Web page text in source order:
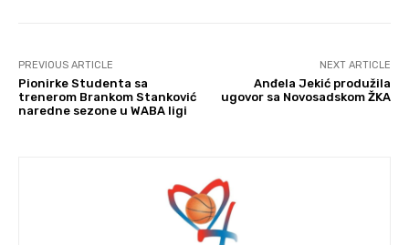
PREVIOUS ARTICLE
Pionirke Studenta sa
trenerom Brankom Stanković
naredne sezone u WABA ligi
NEXT ARTICLE
Anđela Jekić produžila
ugovor sa Novosadskom ŽKA